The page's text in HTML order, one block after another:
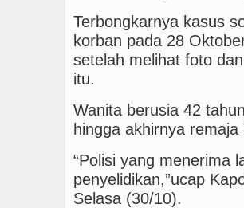
Terbongkarnya kasus
korban pada 28
setelah melihat foto
itu.
Wanita berusia 42
hingga akhirnya
“Polisi yang menerima
penyelidikan,”ucap
Selasa (30/10).